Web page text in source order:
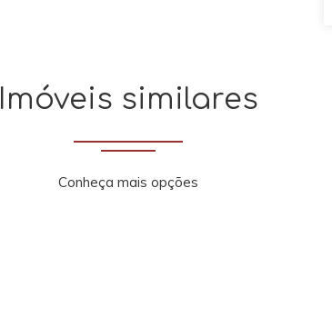
Imóveis similares
Conheça mais opções